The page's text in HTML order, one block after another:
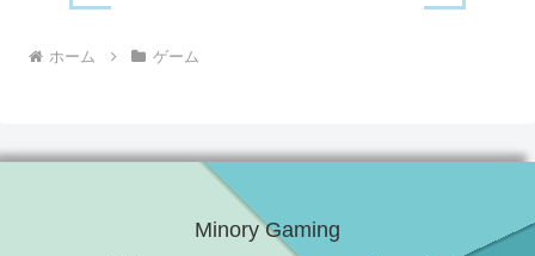
ホーム ゲーム
Minory Gaming